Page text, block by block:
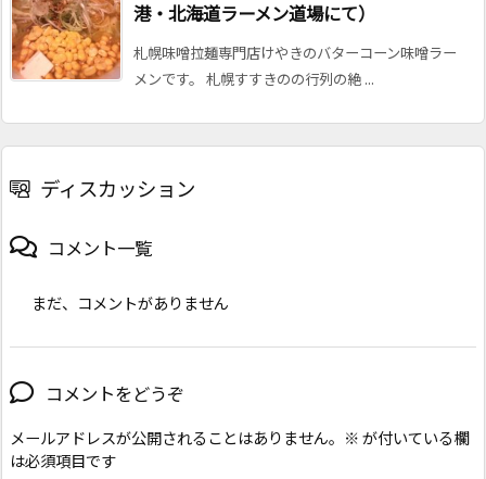
港・北海道ラーメン道場にて）
札幌味噌拉麺専門店けやきのバターコーン味噌ラー
メンです。 札幌すすきのの行列の絶 ...
ディスカッション
コメント一覧
まだ、コメントがありません
コメントをどうぞ
メールアドレスが公開されることはありません。 ※が付いている欄
は必須項目です